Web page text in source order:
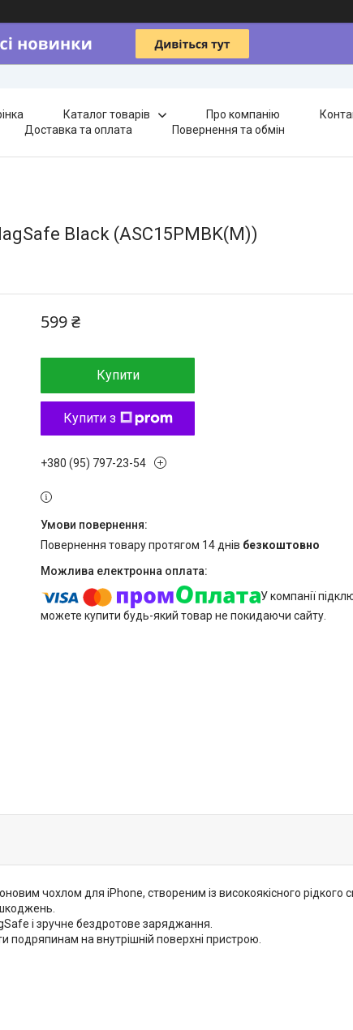
Каталог товарів Про компанію
Доставка та оплата
Повернення та обмін
Black (ASC15PMBK(M))
599 ₴
Купити
Купити з
+380 (95) 797-23-54
повернення товару протягом 14 днів безкоштовно
У компанії
можете купити будь-який товар не покидаючи сайту.
чохлом для iPhone, створеним із високоякісного рідкого
і зручне бездротове заряджання.
подряпинам на внутрішній поверхні пристрою.